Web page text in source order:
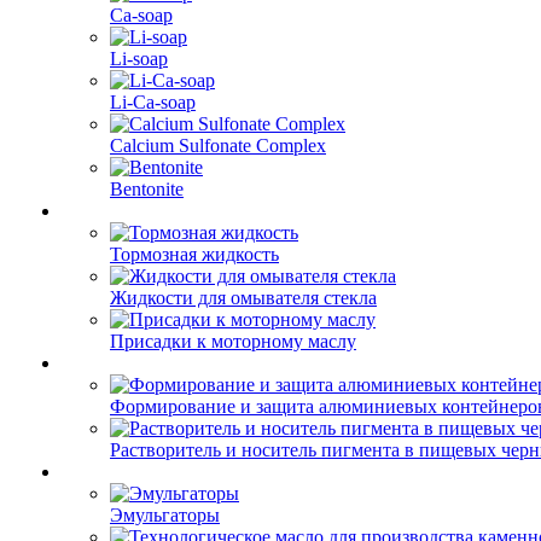
Ca-soap
Li-soap
Li-Ca-soap
Calcium Sulfonate Complex
Bentonite
Тормозная жидкость
Жидкости для омывателя стекла
Присадки к моторному маслу
Формирование и защита алюминиевых
Растворитель и носитель пигмента в пищевых
Эмульгаторы